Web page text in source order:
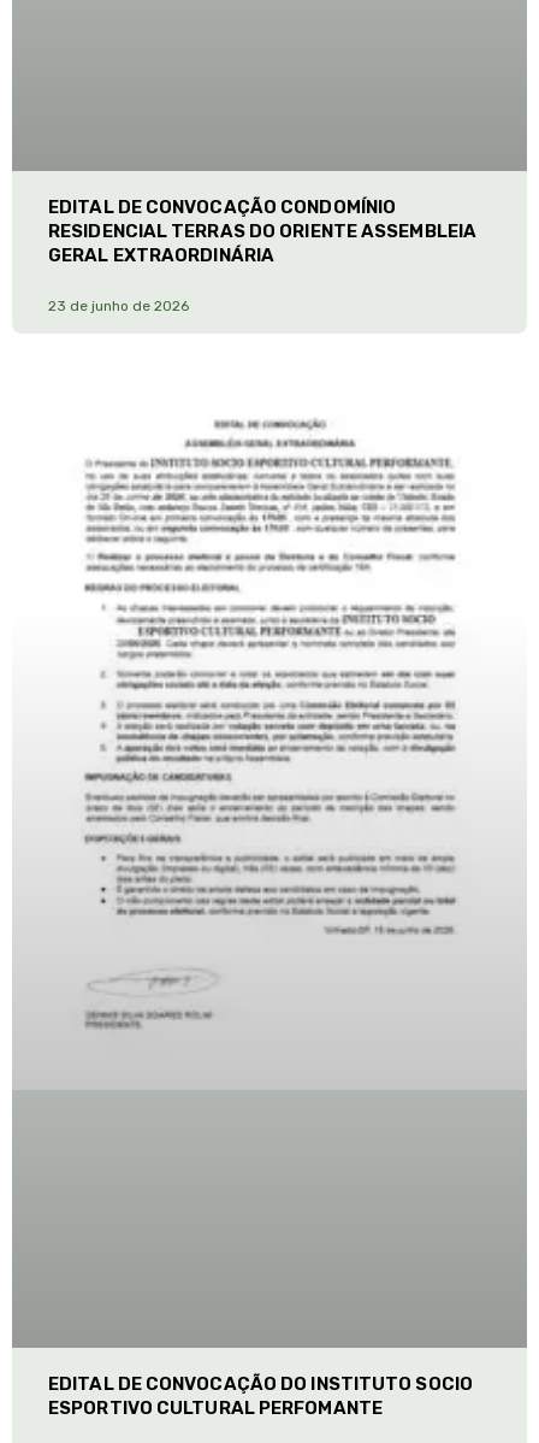
EDITAL DE CONVOCAÇÃO CONDOMÍNIO
RESIDENCIAL TERRAS DO ORIENTE ASSEMBLEIA
GERAL EXTRAORDINÁRIA
23 de junho de 2026
EDITAL DE CONVOCAÇÃO DO INSTITUTO SOCIO
ESPORTIVO CULTURAL PERFOMANTE